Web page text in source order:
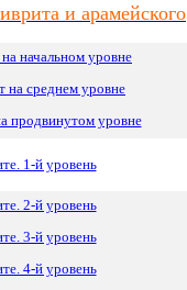
и арамейского
начальном уровне
на среднем уровне
продвинутом уровне
1-й уровень
2-й уровень
3-й уровень
4-й уровень